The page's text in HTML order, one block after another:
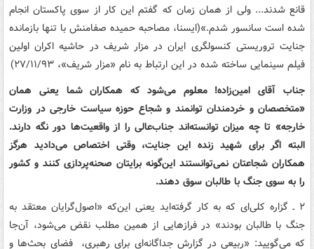
قانع شدند... ولی از همان زمان که گفتم این کار از سوی پاکستان انجام
شده است سانسور شدم.»(ایسنا، مصاحبه حمیده صفامنش با تنها بازمانده
جنایت تروریستی کنسولگری ایران در مزار شریف در حاشیه اکران اولین
فیلم سینمایی ساخته شده در این ارتباط به نام «مزار شریف»، ۲۷/۱۱/۹۳)
جناب آقای امین‌زاده! معلوم می‌شود که همکاران شما یعنی همان
«متخصصان و خردمندان توانمند و شجاع حوزه سیاست خارجی در وزارت
خارجه» تا چه میزان توانسته‌اند جناب‌عالی را از واقعیت‌ها دور نگه دارند.
البته اگر برای شهید زنده این جنایت، وقتی اختصاص می‌دادید هرگز
همکاران شجاعتان نمی‌توانستند این‌گونه برایتان صحنه‌پردازی کنند و کشور
را به سوی جنگ با طالبان سوق دهند.
۲ ـ گزاره کلی‌ای که به کار گرفته‌اید یعنی این‌که «اصول‌گرایان معتقد به
جنگ با طالبان بودند» در فرازهایی از همین مطلب نقض می‌شود، آن‌جا
که می‌گویید: «ربیعی در گزارش جداگانه‌ای برای رهبری، ‌ فضای بحث‌ها و